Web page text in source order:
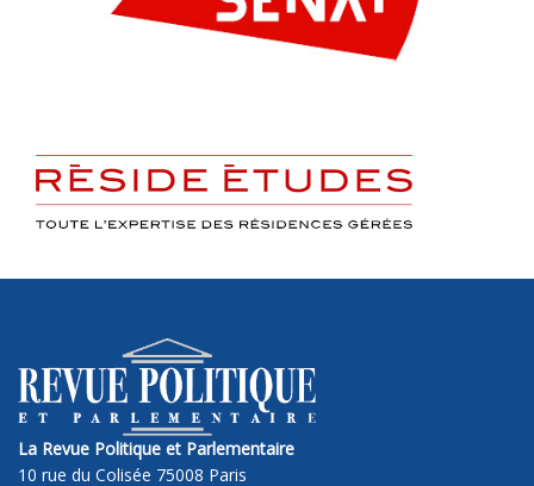
La Revue Politique et Parlementaire
10 rue du Colisée 75008 Paris